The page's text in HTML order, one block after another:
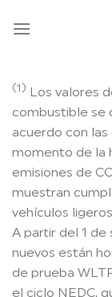
(1) Los valores
combustible se
acuerdo con
momento de la
emisiones de
muestran
vehículos
A partir del 1 de
nuevos están
de prueba
el ciclo NEDC,